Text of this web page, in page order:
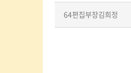
64편집부장김희정